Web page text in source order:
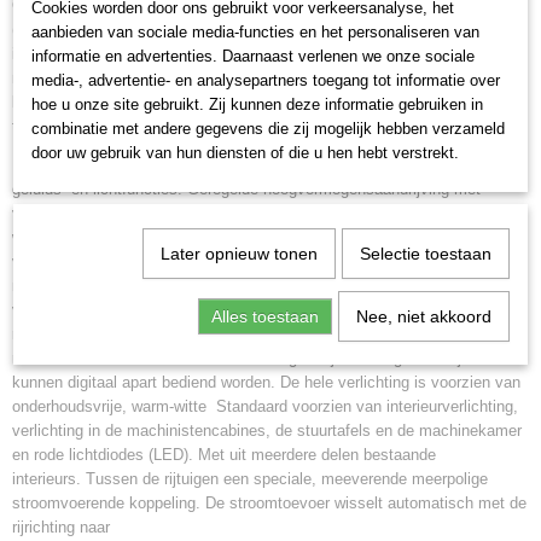
GmbH. Lijkt op de uitvoering van de Deutsche Reichsbahn van de DDR
(DR/DDR) uit de periode 1960-1970, bestemd als reclame voor het
internationale sneltreinverkeer. Vierdelige eenheid. Een stuurstand-
motorwagen VTa, een tussenrijtuig VMc met restauratieafdeling en
keuken, een tussenrijtuig VMd en een stuurstandrijtuig VTb. Model in de
tegenwoordige uitvoering van 2025/26
Vierdelige eenheid. Met digitale mfx+ decoder en uitgebreide
geluids- en lichtfuncties. Geregelde hoogvermogensaandrijving met
vliegwiel, gemonteerd in het stuurstand-motorrijtuig. Allevier de assen
worden via een cardan aangedreven, Met antislip banden. Standaard
voorzien van interieurverlichting met leds, verlichting in de
verlichting in de motorruimte, keukenafdeling en wandlampjes in de
restauratie. De met de rijrichting wisselende driepunts frontseinen, twee
kunnen digitaal apart bediend worden. De hele verlichting is voorzien van
onderhoudsvrije, warm-witte Standaard voorzien van interieurverlichting,
verlichting in de machinistencabines, de stuurtafels en de machinekamer
en rode lichtdiodes (LED). Met uit meerdere delen bestaande
interieurs. Tussen de rijtuigen een speciale, meeverende meerpolige
stroomvoerende koppeling. De stroomtoevoer wisselt automatisch met de
rijrichting naar
Cookies worden door ons gebruikt voor verkeersanalyse, het
aanbieden van sociale media-functies en het personaliseren van
informatie en advertenties. Daarnaast verlenen we onze sociale
media-, advertentie- en analysepartners toegang tot informatie over
hoe u onze site gebruikt. Zij kunnen deze informatie gebruiken in
combinatie met andere gegevens die zij mogelijk hebben verzameld
door uw gebruik van hun diensten of die u hen hebt verstrekt.
Later opnieuw tonen Selectie toestaan
Alles toestaan Nee, niet akkoord